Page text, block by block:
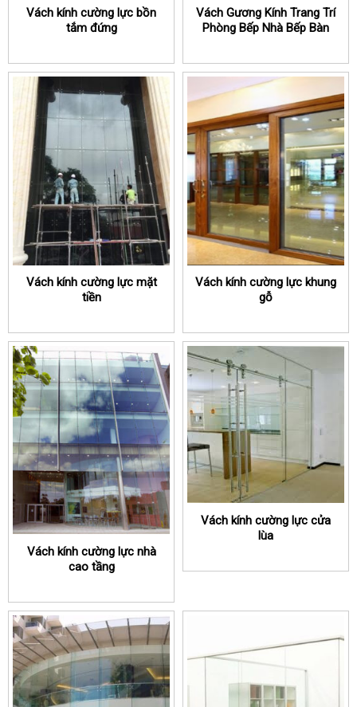
Vách kính cường lực bồn
tắm đứng
Vách Gương Kính Trang Trí
Phòng Bếp Nhà Bếp Bàn
Vách kính cường lực mặt
tiền
Vách kính cường lực khung
gỗ
Vách kính cường lực nhà
cao tầng
Vách kính cường lực cửa
lùa